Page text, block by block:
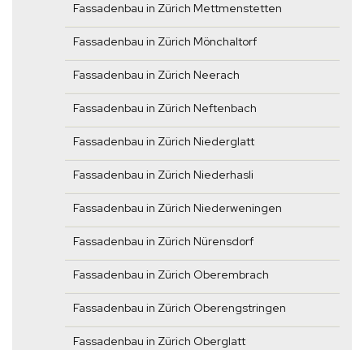
Fassadenbau in Zürich Mettmenstetten
Fassadenbau in Zürich Mönchaltorf
Fassadenbau in Zürich Neerach
Fassadenbau in Zürich Neftenbach
Fassadenbau in Zürich Niederglatt
Fassadenbau in Zürich Niederhasli
Fassadenbau in Zürich Niederweningen
Fassadenbau in Zürich Nürensdorf
Fassadenbau in Zürich Oberembrach
Fassadenbau in Zürich Oberengstringen
Fassadenbau in Zürich Oberglatt